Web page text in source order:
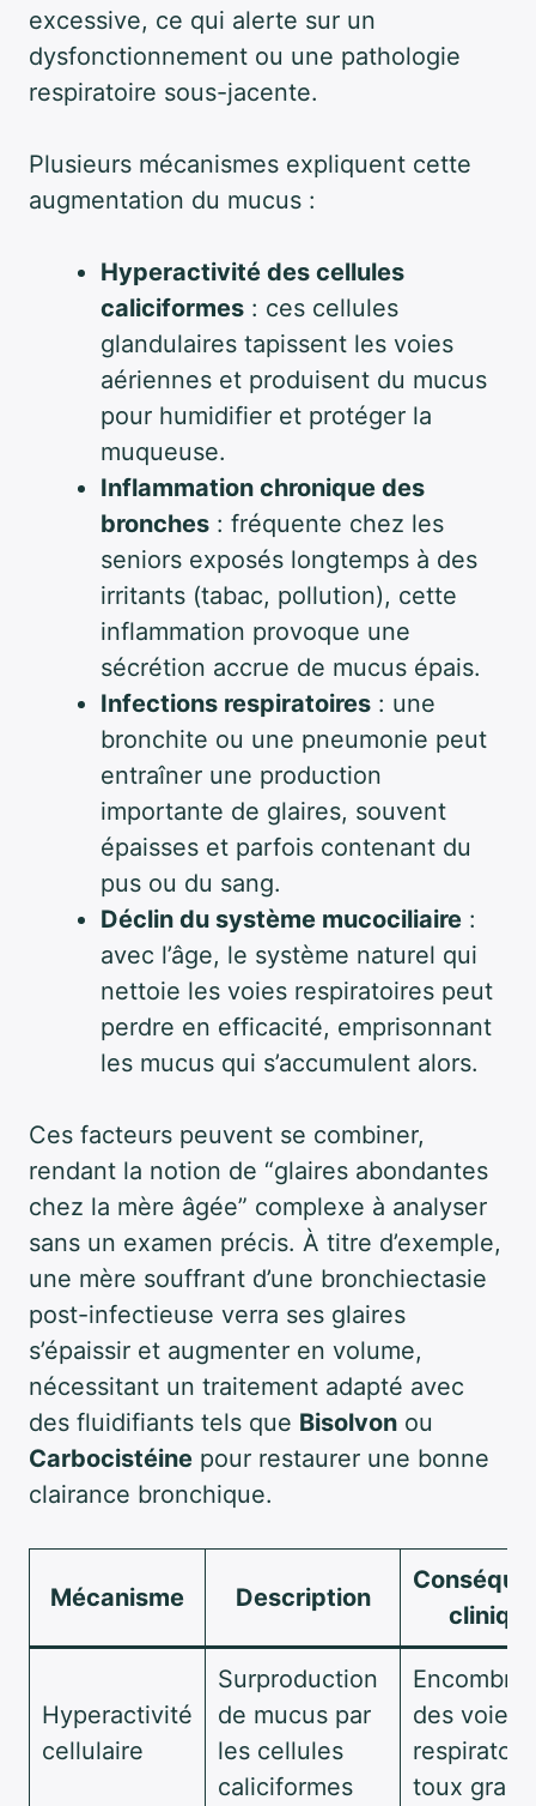
excessive, ce qui alerte sur un
dysfonctionnement ou une pathologie
respiratoire sous-jacente.
Plusieurs mécanismes expliquent cette
augmentation du mucus :
Hyperactivité des cellules
caliciformes : ces cellules
glandulaires tapissent les voies
aériennes et produisent du mucus
pour humidifier et protéger la
muqueuse.
Inflammation chronique des
bronches : fréquente chez les
seniors exposés longtemps à des
irritants (tabac, pollution), cette
inflammation provoque une
sécrétion accrue de mucus épais.
Infections respiratoires : une
bronchite ou une pneumonie peut
entraîner une production
importante de glaires, souvent
épaisses et parfois contenant du
pus ou du sang.
Déclin du système mucociliaire :
avec l’âge, le système naturel qui
nettoie les voies respiratoires peut
perdre en efficacité, emprisonnant
les mucus qui s’accumulent alors.
Ces facteurs peuvent se combiner,
rendant la notion de “glaires abondantes
chez la mère âgée” complexe à analyser
sans un examen précis. À titre d’exemple,
une mère souffrant d’une bronchiectasie
post-infectieuse verra ses glaires
s’épaissir et augmenter en volume,
nécessitant un traitement adapté avec
des fluidifiants tels que Bisolvon ou
Carbocistéine pour restaurer une bonne
clairance bronchique.
Mécanisme Description
Hyperactivité
cellulaire
Surproduction
de mucus par
les cellules
caliciformes
des voies
toux